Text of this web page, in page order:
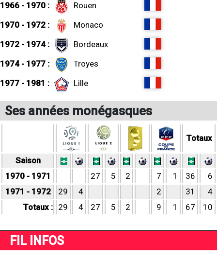
1966 - 1970 :
Rouen
1970 - 1972 :
Monaco
1972 - 1974 :
Bordeaux
1974 - 1977 :
Troyes
1977 - 1981 :
Lille
Ses années monégasques
Totaux
Saison
1970 - 1971
27 5 2 7 1 36
6
1971 - 1972
29 4 2 31
4
Totaux : 29 4 27 5 2 9 1 67 10
FIL INFOS